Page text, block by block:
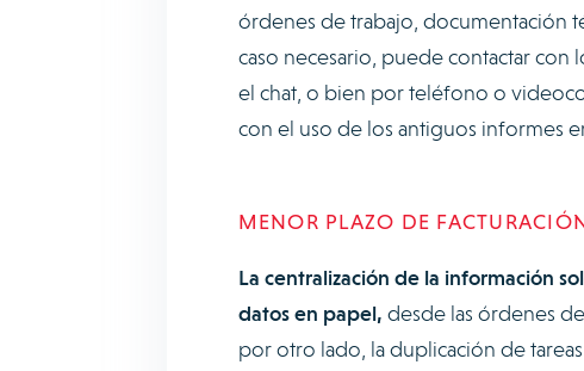
órdenes de trabajo, documentación
caso necesario, puede contactar
el chat, o bien por teléfono o
con el uso de los antiguos informes
MENOR PLAZO DE
La centralización de la información
datos en papel, desde las órdenes
por otro lado, la duplicación de